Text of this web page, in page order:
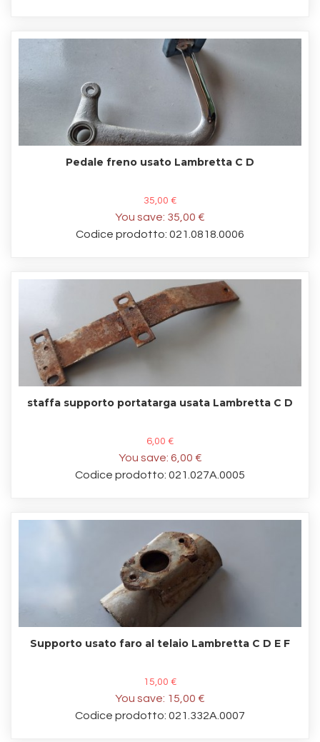
Pedale freno usato Lambretta C D
35,00 €
You save: 35,00 €
Codice prodotto: 021.0818.0006
staffa supporto portatarga usata Lambretta C D
6,00 €
You save: 6,00 €
Codice prodotto: 021.027A.0005
Supporto usato faro al telaio Lambretta C D E F
15,00 €
You save: 15,00 €
Codice prodotto: 021.332A.0007